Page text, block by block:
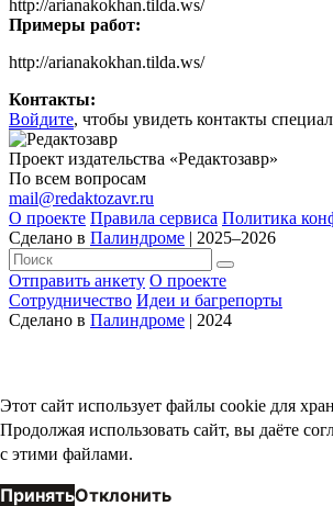
http://arianakokhan.tilda.ws/
Примеры работ:
http://arianakokhan.tilda.ws/
Контакты:
Войдите, чтобы увидеть контакты
Проект издательства «Редактозавр»
По всем вопросам
mail@redaktozavr.ru
О проекте Правила сервиса Политика
Сделано в Палиндроме | 2025–2026
Этот сайт использует файлы cookie для
Продолжая использовать сайт, вы даёте
с этими файлами.
ПринятьОтклонить
Отправить анкету О проекте
Сотрудничество Идеи и багрепорты
Сделано в Палиндроме | 2024